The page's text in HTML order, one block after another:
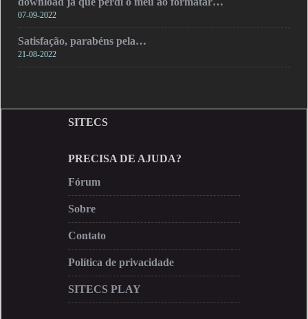
07-09-2022
Satisfação, parabéns pela…
21-08-2022
SITECS
PRECISA DE AJUDA?
Fórum
Sobre
Contato
Política de privacidade
SITECS PLAY